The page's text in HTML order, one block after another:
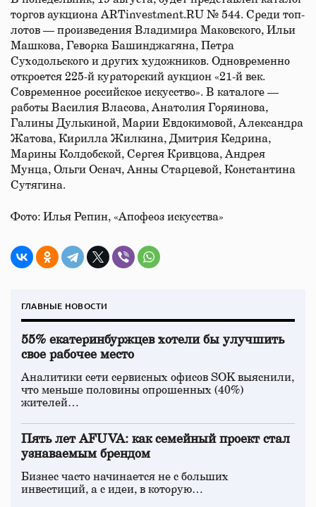
торгов аукциона ARTinvestment.RU № 544. Среди топ-
лотов — произведения Владимира Маковского, Ильи
Машкова, Геворка Башинджагяна, Петра
Суходольского и других художников. Одновременно
откроется 225-й кураторский аукцион «21-й век.
Современное российское искусство». В каталоге —
работы Василия Власова, Анатолия Горяинова,
Галины Дулькиной, Марии Евдокимовой, Александра
Жатова, Кирилла Жилкина, Дмитрия Кедрина,
Марины Колдобской, Сергея Кривцова, Андрея
Мунца, Ольги Оснач, Анны Старцевой, Константина
Сутягина.
Фото: Илья Репин, «Апофеоз искусства»
ГЛАВНЫЕ НОВОСТИ
55% екатеринбуржцев хотели бы улучшить
свое рабочее место
Аналитики сети сервисных офисов SOK выяснили,
что меньше половины опрошенных (40%)
жителей…
Пять лет AFUVA: как семейный проект стал
узнаваемым брендом
Бизнес часто начинается не с больших
инвестиций, а с идеи, в которую…